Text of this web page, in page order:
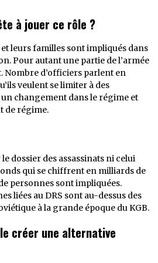
à jouer ce rôle ?
leurs familles sont impliqués dans
Pour autant une partie de l’armée
Nombre d’officiers parlent en
veulent se limiter à des
changement dans le régime et
de régime.
dossier des assassinats ni celui
qui se chiffrent en milliards de
personnes sont impliquées.
liées au DRS sont au-dessus des
à la grande époque du KGB.
créer une alternative